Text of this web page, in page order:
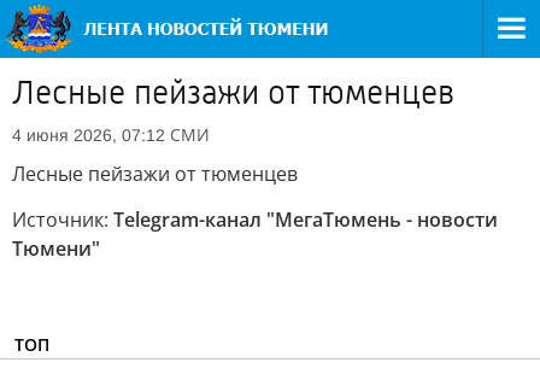
Лесные пейзажи от тюменцев
4 июня 2026, 07:12 СМИ
Лесные пейзажи от тюменцев
Источник: Telegram-канал "МегаТюмень - новости
Тюмени"
ТОП